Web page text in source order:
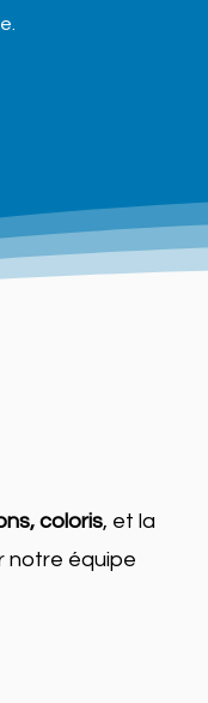
coloris, et la
notre équipe